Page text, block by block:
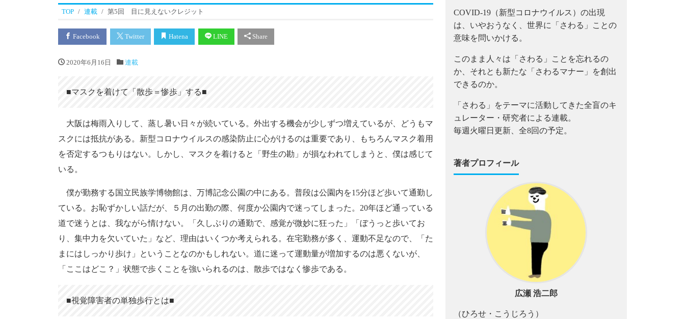
TOP 連載 第5回 目に見えないクレジット
Facebook Twitter Hatena LINE Share
2020年6月16日 連載
■マスクを着けて「散歩＝惨歩」する■
大阪は梅雨入りして、蒸し暑い日々が続いている。外出する機会が少しずつ増えているが、どうもマ
スクには抵抗がある。新型コロナウイルスの感染防止に心がけるのは重要であり、もちろんマスク着用
を否定するつもりはない。しかし、マスクを着けると「野生の勘」が損なわれてしまうと、僕は感じて
いる。
僕が勤務する国立民族学博物館は、万博記念公園の中にある。普段は公園内を15分ほど歩いて通勤し
ている。お恥ずかしい話だが、５月の出勤の際、何度か公園内で迷ってしまった。20年ほど通っている
道で迷うとは、我ながら情けない。「久しぶりの通勤で、感覚が微妙に狂った」「ぼうっと歩いてお
り、集中力を欠いていた」など、理由はいくつか考えられる。在宅勤務が多く、運動不足なので、「た
まにはしっかり歩け」ということなのかもしれない。道に迷って運動量が増加するのは悪くないが、
「ここはどこ？」状態で歩くことを強いられるのは、散歩ではなく惨歩である。
■視覚障害者の単独歩行とは■
COVID-19（新型コロナウイルス）の出現
は、いやおうなく、世界に「さわる」ことの
意味を問いかける。
このまま人々は「さわる」ことを忘れるの
か、それとも新たな「さわるマナー」を創出
できるのか。
「さわる」をテーマに活動してきた全盲のキ
ュレーター・研究者による連載。
毎週火曜日更新、全8回の予定。
著者プロフィール
広瀬 浩二郎
（ひろせ・こうじろう）